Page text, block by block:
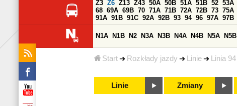
Start Rozkłady jazdy Linie Linia 94
Z3 Z6 Z13 Z43 50A 50B 51A 51B 52 53A
68 69A 69B 70 71A 71B 72A 72B 73 75A
91A 91B 91C 92A 92B 93 94 96 97A 97B
N1A N1B N2 N3A N3B N4A N4B N5A N5B
Linie Zmiany